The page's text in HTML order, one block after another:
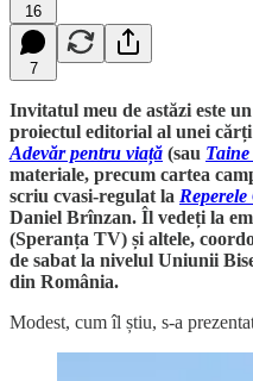
16
7
Invitatul meu de astăzi este
proiectul editorial al unei
Adevăr pentru viață (sau
materiale, precum cartea
scriu cvasi-regulat la
Daniel Brînzan. Îl vedeți la
(Speranța TV) și altele,
de sabat la nivelul Uniunii
din România.
Modest, cum îl știu, s-a